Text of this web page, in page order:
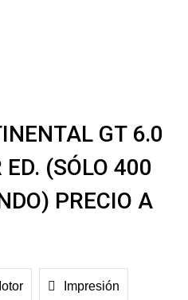
GT 6.0
(SÓLO 400
PRECIO A
Impresión